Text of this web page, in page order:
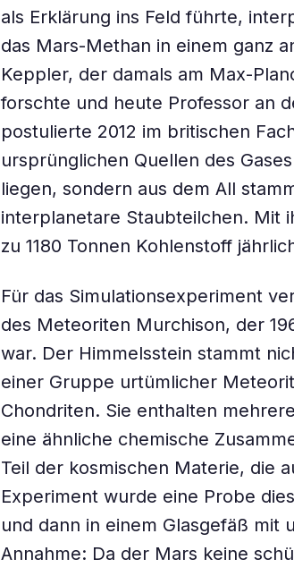
als Erklärung ins Feld führte,
das Mars-Methan in einem ganz
Keppler, der damals am Max-
forschte und heute Professor an
postulierte 2012 im britischen
ursprünglichen Quellen des
liegen, sondern aus dem All
interplanetare Staubteilchen. Mit
zu 1180 Tonnen Kohlenstoff
Für das Simulationsexperiment
des Meteoriten Murchison, der
war. Der Himmelsstein stammt
einer Gruppe urtümlicher
Chondriten. Sie enthalten
eine ähnliche chemische
Teil der kosmischen Materie, die
Experiment wurde eine Probe
und dann in einem Glasgefäß mit
Annahme: Da der Mars keine